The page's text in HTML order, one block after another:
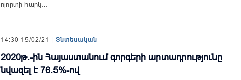
ոլորտի հարկ…
14:30 15/02/21 | Տնտեսական
2020թ.-ին Հայաստանում գորգերի արտադրությունը
նվազել է 76.5%-ով